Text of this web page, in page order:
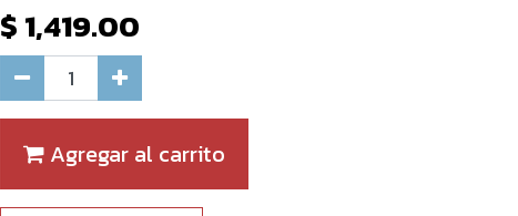
$1,419.00
Agregar al carrito